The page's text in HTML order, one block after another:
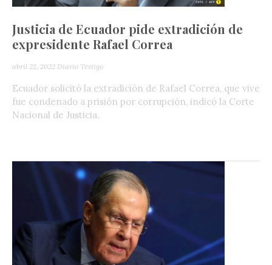
Justicia de Ecuador pide extradición de
expresidente Rafael Correa
abril 22, 2022 Diario Testigo
Ecuador solicitó la extradición de Rafael Correa, que vive
fue condenado a prisión por corrupción, indicó la Corte
Nacional de Justicia.